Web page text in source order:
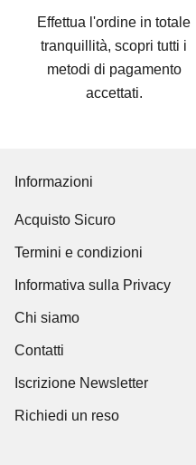
Effettua l'ordine in totale
tranquillità, scopri tutti i
metodi di pagamento
accettati.
Informazioni
Acquisto Sicuro
Termini e condizioni
Informativa sulla Privacy
Chi siamo
Contatti
Iscrizione Newsletter
Richiedi un reso